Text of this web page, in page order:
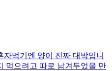
먹기엔 양이 진짜 대박입니
먹으려고 따로 남겨두었을 만